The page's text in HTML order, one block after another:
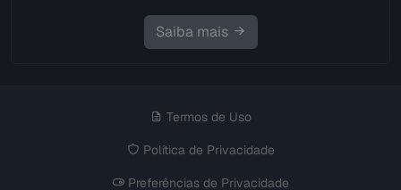
Saiba mais
Termos de Uso
Política de Privacidade
Preferências de Privacidade